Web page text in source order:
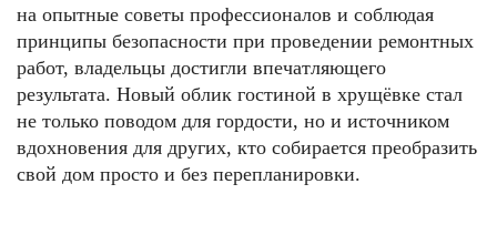
на опытные советы профессионалов и соблюдая
принципы безопасности при проведении ремонтных
работ, владельцы достигли впечатляющего
результата. Новый облик гостиной в хрущёвке стал
не только поводом для гордости, но и источником
вдохновения для других, кто собирается преобразить
свой дом просто и без перепланировки.